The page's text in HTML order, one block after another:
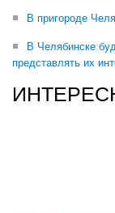
В пригороде
В Челябинске
представлять их